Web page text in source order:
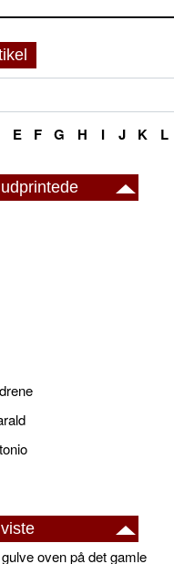
E F G H I J K L
oven på det gamle